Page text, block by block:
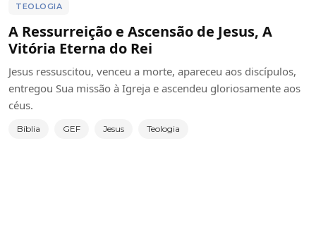
TEOLOGIA
A Ressurreição e Ascensão de Jesus, A
Vitória Eterna do Rei
Jesus ressuscitou, venceu a morte, apareceu aos discípulos,
entregou Sua missão à Igreja e ascendeu gloriosamente aos
céus.
Bíblia GEF Jesus Teologia